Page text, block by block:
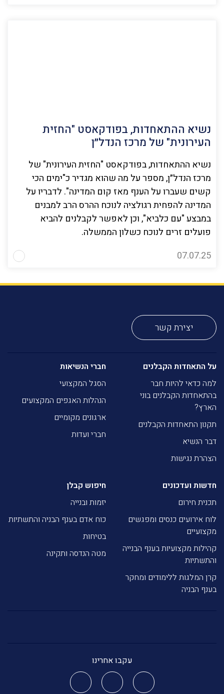
נשיא ההתאחדות, בפודקאסט "החזית
העירונית" של מרכז הנדל״ן
נשיא ההתאחדות, בפודקאסט "החזית העירונית" של
מרכז הנדל״ן, מספר על מה שהוא מגדיר כ"ימים הכי
קשים שעברו על הענף מאז קום המדינה". לדבריו על
המדינה להפחית רגולציה לנוכח ההרס הרב למבנים
במבצע "עם כלביא", וכן לאפשר לקבלנים להביא
פועלים זרים לנוכח כשלון הממשלה.
07.07.25
יצירת קשר
על התאחדות הקבלנים
למה כדאי להיות חבר
בהתאחדות הקבלנים בוני
הארץ?
תקנון התאחדות הקבלנים
דבר הנשיא
הצהרת נגישות
חברי הנשיאות
הסגל המקצועי
הנהלות האגפים המקצועים
ארגונים מקומיים
חברי ועדות
חדשות ועדכונים
תכנית חירום
לוח אירועים כנסים ומפגשים
מקצועיים
קהילות מקצועיות בענף הבנייה
והתשתיות
קרן המלגות ללימודים ומחקר
בענף הבניה
חיפוש קבלן
יזמות ובנייה
כוח אדם בענף הבניה והתשתיות
בטיחות
מטה הנדסה ותקינה
עקבו אחרינו